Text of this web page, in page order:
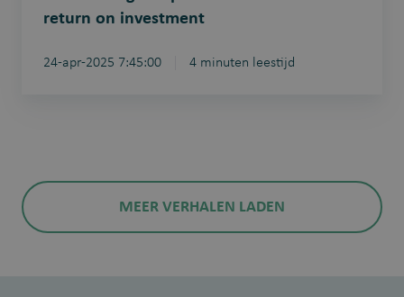
return on investment
24-apr-2025 7:45:00 4 minuten leestijd
MEER VERHALEN LADEN